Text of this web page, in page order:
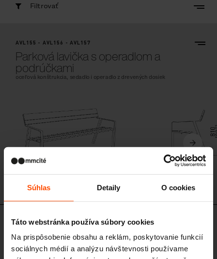
Súhlas Detaily O cookies
Táto webstránka používa súbory cookies
Na prispôsobenie obsahu a reklám, poskytovanie funkcií
sociálnych médií a analýzu návštevnosti používame
Filtrovať
AVL155 - AVL156 - AVL157
Parková lavička s operadlom a
podrúčkami
oceľová konštrukcia, sedadlo i operadlo z drevených dosiek
Podobné produkty